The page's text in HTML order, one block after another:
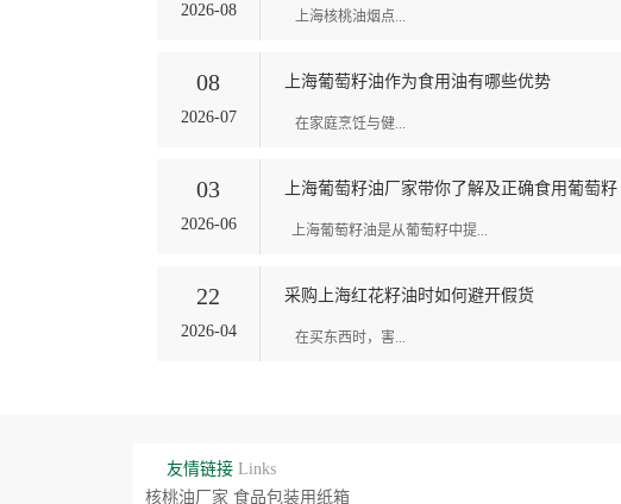
2026-08 上海核桃油烟点...
08
2026-07
上海葡萄籽油作为食用油有哪些优势
在家庭烹饪与健...
03
2026-06
上海葡萄籽油厂家带你了解及正确食用葡萄籽
上海葡萄籽油是从葡萄籽中提...
22
2026-04
采购上海红花籽油时如何避开假货
在买东西时，害...
友情链接 Links
核桃油厂家 食品包装用纸箱